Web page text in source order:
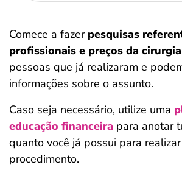
Comece a fazer pesquisas
profissionais e preços da cirurgia
pessoas que já realizaram e
informações sobre o assunto.
Caso seja necessário, utilize uma
educação financeira para anotar
quanto você já possui para
procedimento.